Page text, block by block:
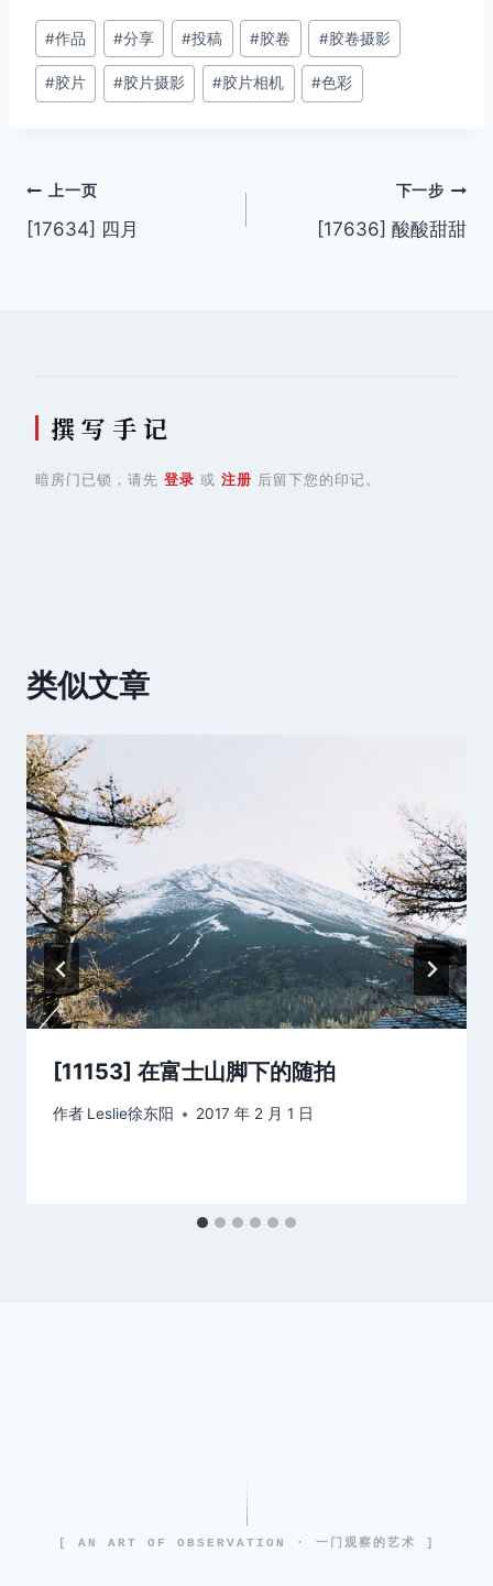
文
章
标
#作品 #分享 #投稿 #胶卷 #胶卷摄影
#胶片 #胶片摄影 #胶片相机 #色彩
文
章
上一页
[17634] 四月
下一步
[17636] 酸酸甜甜
撰 写 手 记
暗房门已锁，请先 登录 或 注册 后留下您的印记。
类似文章
[11153] 在富士山脚下的随拍
作者 Leslie徐东阳 2017 年 2 月 1 日
[ AN ART OF OBSERVATION · 一门观察的艺术 ]